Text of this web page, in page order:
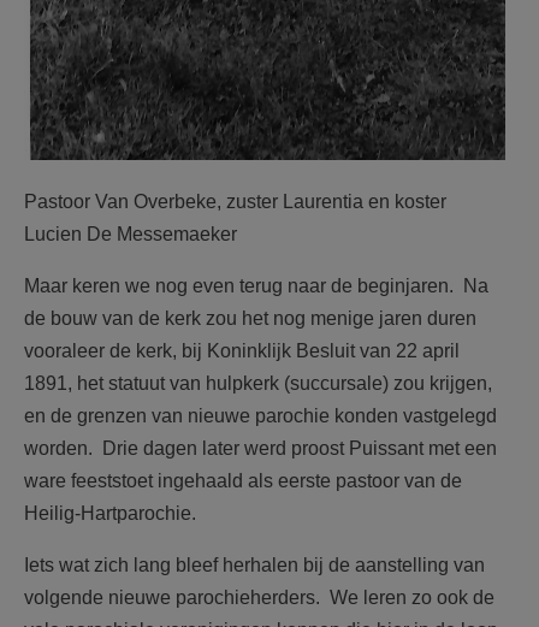
Pastoor Van Overbeke, zuster Laurentia en koster
Lucien De Messemaeker
Maar keren we nog even terug naar de beginjaren. Na
de bouw van de kerk zou het nog menige jaren duren
vooraleer de kerk, bij Koninklijk Besluit van 22 april
1891, het statuut van hulpkerk (succursale) zou krijgen,
en de grenzen van nieuwe parochie konden vastgelegd
worden. Drie dagen later werd proost Puissant met een
ware feeststoet ingehaald als eerste pastoor van de
Heilig-Hartparochie.
Iets wat zich lang bleef herhalen bij de aanstelling van
volgende nieuwe parochieherders. We leren zo ook de